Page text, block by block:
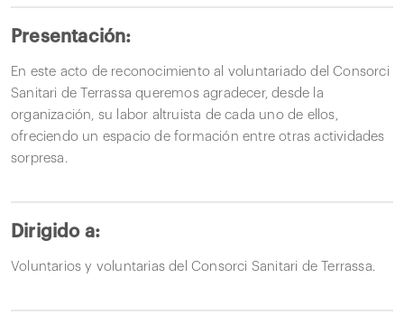
Presentación:
En este acto de reconocimiento al voluntariado del Consorci
Sanitari de Terrassa queremos agradecer, desde la
organización, su labor altruista de cada uno de ellos,
ofreciendo un espacio de formación entre otras actividades
sorpresa.
Dirigido a:
Voluntarios y voluntarias del Consorci Sanitari de Terrassa.